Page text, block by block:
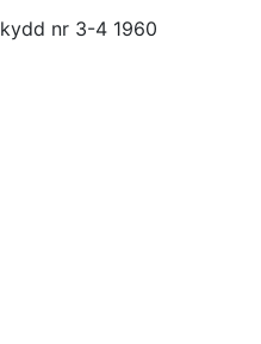
nr 3-4 1960